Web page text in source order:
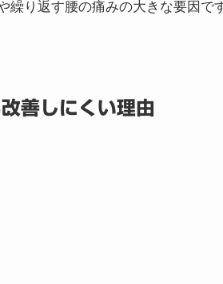
繰り返す腰の痛みの大きな要因で
善しにくい理由